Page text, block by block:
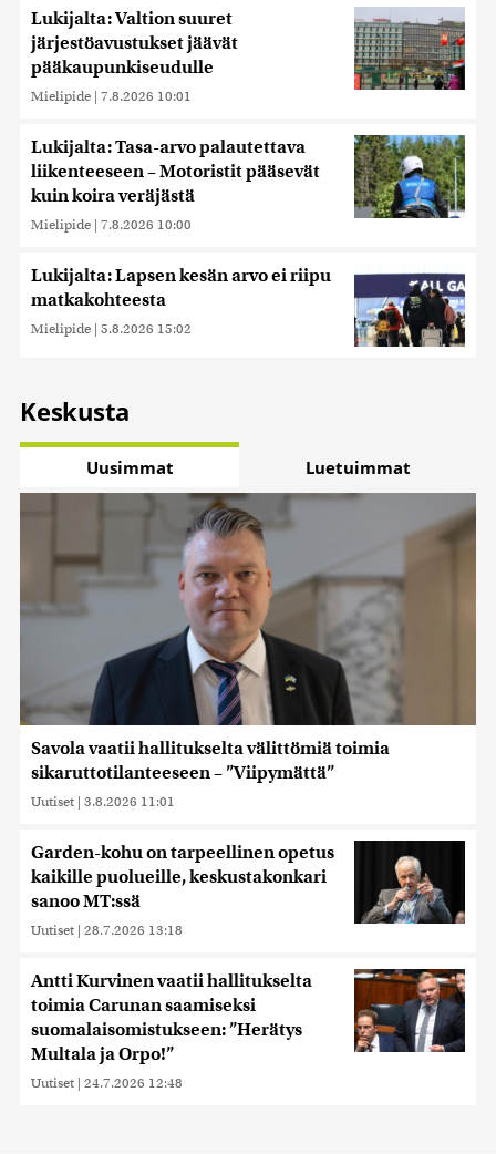
Lukijalta: Valtion suuret
järjestöavustukset jäävät
pääkaupunkiseudulle
Mielipide | 7.8.2026 10:01
Lukijalta: Tasa-arvo palautettava
liikenteeseen – Motoristit pääsevät
kuin koira veräjästä
Mielipide | 7.8.2026 10:00
Lukijalta: Lapsen kesän arvo ei riipu
matkakohteesta
Mielipide | 5.8.2026 15:02
Keskusta
Uusimmat Luetuimmat
Savola vaatii hallitukselta välittömiä toimia
sikaruttotilanteeseen – ”Viipymättä”
Uutiset | 3.8.2026 11:01
Garden-kohu on tarpeellinen opetus
kaikille puolueille, keskustakonkari
sanoo MT:ssä
Uutiset | 28.7.2026 13:18
Antti Kurvinen vaatii hallitukselta
toimia Carunan saamiseksi
suomalaisomistukseen: ”Herätys
Multala ja Orpo!”
Uutiset | 24.7.2026 12:48